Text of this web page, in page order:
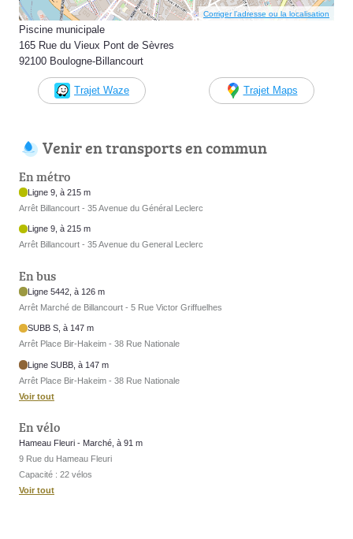
Corriger l’adresse ou la localisation
Piscine municipale
165 Rue du Vieux Pont de Sèvres
92100 Boulogne-Billancourt
Trajet Waze Trajet Maps
Venir en transports en commun
En métro
Ligne 9, à 215 m
Arrêt Billancourt - 35 Avenue du Général Leclerc
Ligne 9, à 215 m
Arrêt Billancourt - 35 Avenue du General Leclerc
En bus
Ligne 5442, à 126 m
Arrêt Marché de Billancourt - 5 Rue Victor Griffuelhes
SUBB S, à 147 m
Arrêt Place Bir-Hakeim - 38 Rue Nationale
Ligne SUBB, à 147 m
Arrêt Place Bir-Hakeim - 38 Rue Nationale
Voir tout
En vélo
Hameau Fleuri - Marché, à 91 m
9 Rue du Hameau Fleuri
Capacité : 22 vélos
Voir tout